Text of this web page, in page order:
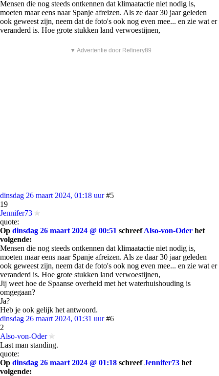
Mensen die nog steeds ontkennen dat klimaatactie niet nodig is,
moeten maar eens naar Spanje afreizen. Als ze daar 30 jaar geleden
ook geweest zijn, neem dat de foto's ook nog even mee... en zie wat er
veranderd is. Hoe grote stukken land verwoestijnen,
▼ Advertentie door Refinery89
dinsdag 26 maart 2024, 01:18 uur #5
19
Jennifer73
quote:
Op dinsdag 26 maart 2024 @ 00:51 schreefAlso-von-Oder het
volgende:
Mensen die nog steeds ontkennen dat klimaatactie niet nodig is,
moeten maar eens naar Spanje afreizen. Als ze daar 30 jaar geleden
ook geweest zijn, neem dat de foto's ook nog even mee... en zie wat er
veranderd is. Hoe grote stukken land verwoestijnen,
Jij weet hoe de Spaanse overheid met het waterhuishouding is
omgegaan?
Ja?
Heb je ook gelijk het antwoord.
dinsdag 26 maart 2024, 01:31 uur #6
2
Also-von-Oder
Last man standing.
quote:
Op dinsdag 26 maart 2024 @ 01:18 schreefJennifer73 het
volgende: